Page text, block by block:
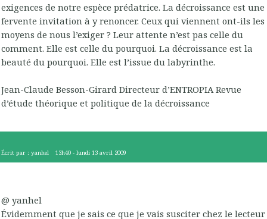
exigences de notre espèce prédatrice. La décroissance est une
fervente invitation à y renoncer. Ceux qui viennent ont-ils les
moyens de nous l’exiger ? Leur attente n’est pas celle du
comment. Elle est celle du pourquoi. La décroissance est la
beauté du pourquoi. Elle est l’issue du labyrinthe.
Jean-Claude Besson-Girard Directeur d’ENTROPIA Revue
d’étude théorique et politique de la décroissance
Écrit par : yanhel 13h40 -lundi 13 avril 2009
@ yanhel
Évidemment que je sais ce que je vais susciter chez le lecteur